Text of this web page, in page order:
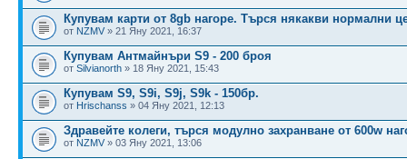
Купувам карти от 8gb нагоре. Търся някакви нормални
от NZMV » 21 Яну 2021, 16:37
Купувам Антмайнъри S9 - 200 броя
от Silvianorth » 18 Яну 2021, 15:43
Купувам S9, S9i, S9j, S9k - 150бр.
от Hrischanss » 04 Яну 2021, 12:13
Здравейте колеги, търся модулно захранване от 600w
от NZMV » 03 Яну 2021, 13:06